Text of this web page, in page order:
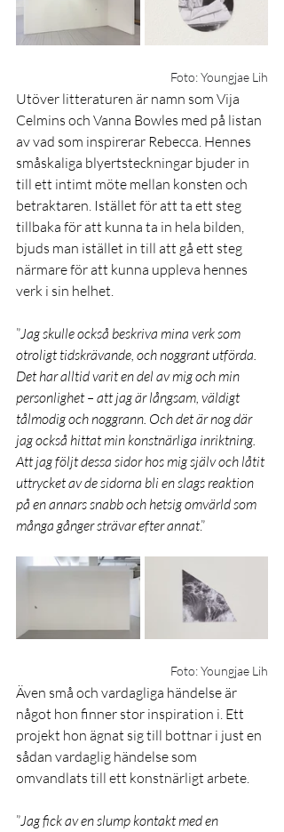
Foto: Youngjae Lih
Utöver litteraturen är namn som Vija
Celmins och Vanna Bowles med på listan
av vad som inspirerar Rebecca. Hennes
småskaliga blyertsteckningar bjuder in
till ett intimt möte mellan konsten och
betraktaren. Istället för att ta ett steg
tillbaka för att kunna ta in hela bilden,
bjuds man istället in till att gå ett steg
närmare för att kunna uppleva hennes
verk i sin helhet.
”Jag skulle också beskriva mina verk som
otroligt tidskrävande, och noggrant utförda.
Det har alltid varit en del av mig och min
personlighet – att jag är långsam, väldigt
tålmodig och noggrann. Och det är nog där
jag också hittat min konstnärliga inriktning.
Att jag följt dessa sidor hos mig själv och låtit
uttrycket av de sidorna bli en slags reaktion
på en annars snabb och hetsig omvärld som
många gånger strävar efter annat.”
Foto: Youngjae Lih
Även små och vardagliga händelse är
något hon finner stor inspiration i. Ett
projekt hon ägnat sig till bottnar i just en
sådan vardaglig händelse som
omvandlats till ett konstnärligt arbete.
”Jag fick av en slump kontakt med en